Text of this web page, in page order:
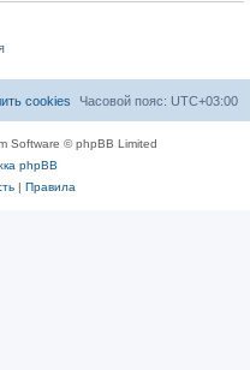
Часовой пояс: UTC+03:00
cookies
Software © phpBB Limited
phpBB
| Правила